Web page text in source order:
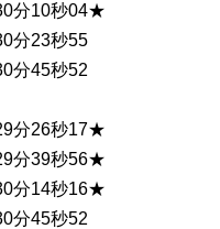
分10秒04★
分23秒55
分45秒52
分26秒17★
分39秒56★
分14秒16★
分45秒52